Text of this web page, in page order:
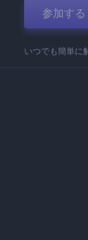
参加する
いつでも簡単に